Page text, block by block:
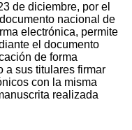
de diciembre, por el
nacional de
electrónica, permite
el documento
de forma
a sus titulares firmar
con la misma
realizada